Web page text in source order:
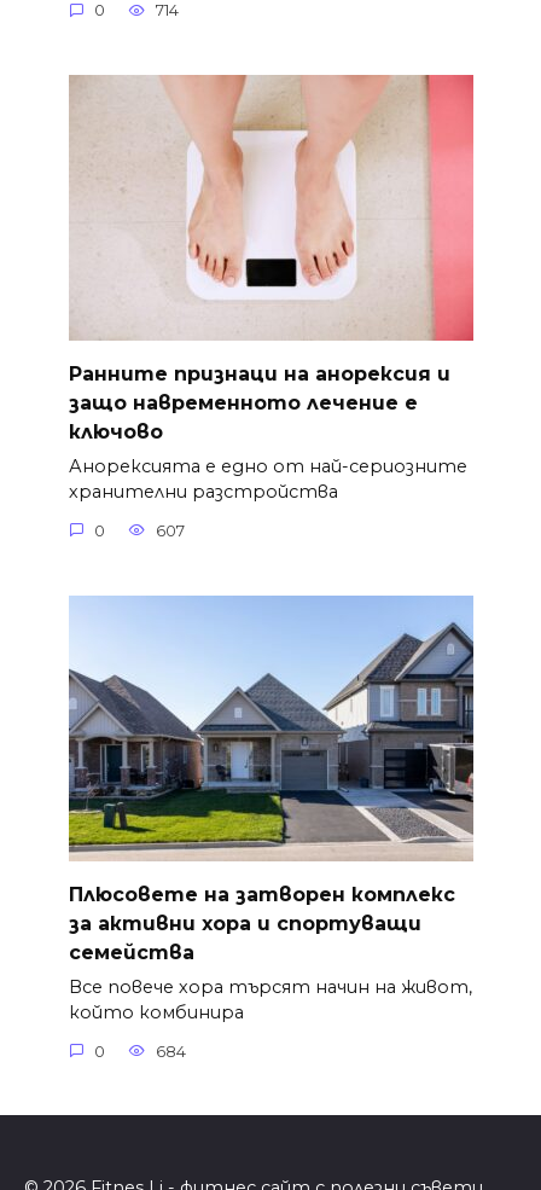
0 714
Ранните признаци на анорексия и
защо навременното лечение е
ключово
Анорексията е едно от най-сериозните
хранителни разстройства
0 607
Плюсовете на затворен комплекс
за активни хора и спортуващи
семейства
Все повече хора търсят начин на живот,
който комбинира
0 684